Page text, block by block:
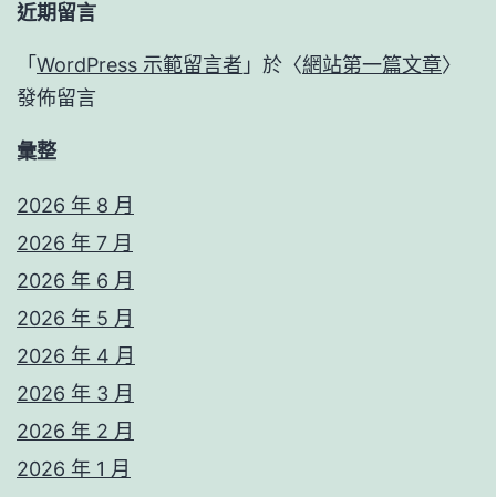
近期留言
「 WordPress 示範留言者 」於〈網站第一篇文章〉
發佈留言
彙整
2026 年 8 月
2026 年 7 月
2026 年 6 月
2026 年 5 月
2026 年 4 月
2026 年 3 月
2026 年 2 月
2026 年 1 月